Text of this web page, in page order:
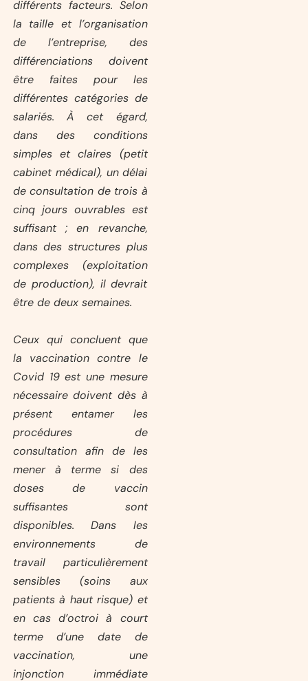
différents facteurs. Selon
la taille et l’organisation
de l’entreprise, des
différenciations doivent
être faites pour les
différentes catégories de
salariés. À cet égard,
dans des conditions
simples et claires (petit
cabinet médical), un délai
de consultation de trois à
cinq jours ouvrables est
suffisant ; en revanche,
dans des structures plus
complexes (exploitation
de production), il devrait
être de deux semaines.
Ceux qui concluent que
la vaccination contre le
Covid 19 est une mesure
nécessaire doivent dès à
présent entamer les
procédures de
consultation afin de les
mener à terme si des
doses de vaccin
suffisantes sont
disponibles. Dans les
environnements de
travail particulièrement
sensibles (soins aux
patients à haut risque) et
en cas d’octroi à court
terme d’une date de
vaccination, une
injonction immédiate